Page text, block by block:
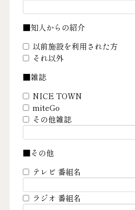
■知人からの紹介
以前施設を利用された方
それ以外
■雑誌
NICE TOWN
miteGo
その他雑誌
■その他
テレビ 番組名
ラジオ 番組名